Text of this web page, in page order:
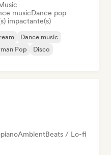
musicDance pop
impactante(s)
Dance music
Pop
Disco
AmbientBeats / Lo-fi